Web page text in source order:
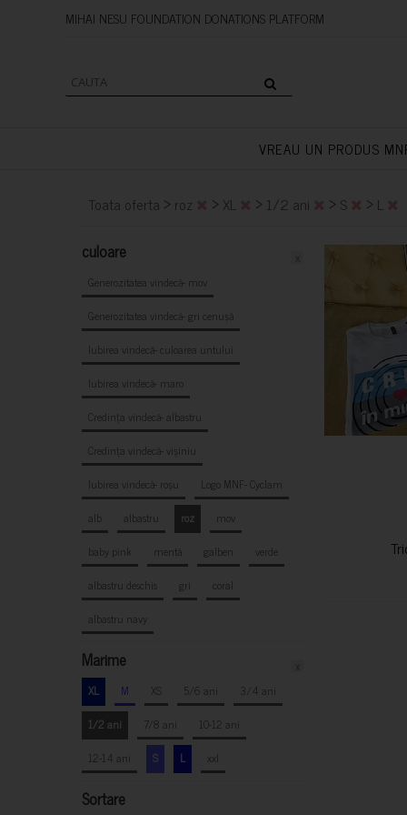
MIHAI NESU FOUNDATION
VREAU UN PRODUS
Toata oferta > roz > XL > 1/2 ani > S > L
culoare
Generozitatea vindecă- mov
Generozitatea vindecă- gri cenușă
Iubirea vindecă- culoarea untului
Iubirea vindecă- maro
Credința vindecă- albastru
Credința vindecă- vișiniu
Iubirea vindecă- roșu
Logo MNF- Cyclam
alb
albastru roz
mov
baby pink
mentă galben
verde
albastru deschis
gri
coral
albastru navy
Marime
XL M XS 5/6 ani
3/4 ani
1/2 ani
7/8 ani
10-12 ani
12-14 ani
S L xxl
Sortare